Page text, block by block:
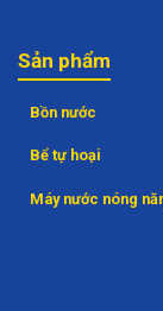
Sản phẩm
Bồn nước
Bể tự hoại
Máy nước nóng